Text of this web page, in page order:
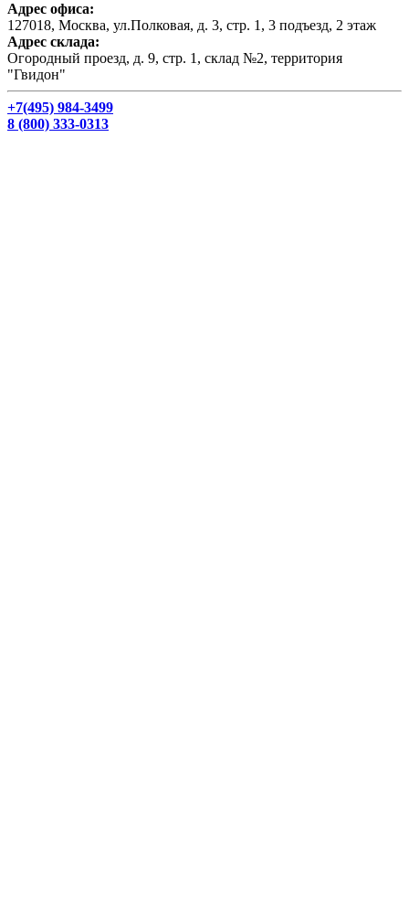
Адрес офиса:
127018, Москва, ул.Полковая, д. 3, стр. 1, 3 подъезд, 2 этаж
Адрес склада:
Огородный проезд, д. 9, стр. 1, склад №2, территория
"Гвидон"
+7(495) 984-3499
8 (800) 333-0313